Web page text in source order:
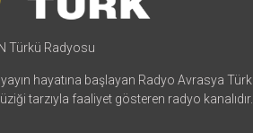
Türkü Radyosu
yayın hayatına başlayan Radyo Avrasya Türk
tarzıyla faaliyet gösteren radyo kanalıdır.